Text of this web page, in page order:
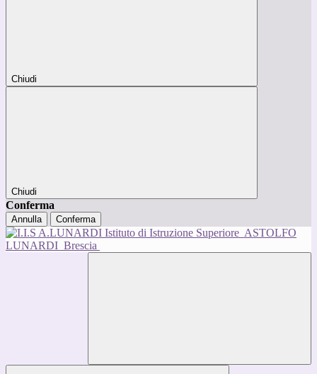
Chiudi
Chiudi
Conferma
Annulla Conferma
Istituto di Istruzione Superiore ASTOLFO
LUNARDI Brescia